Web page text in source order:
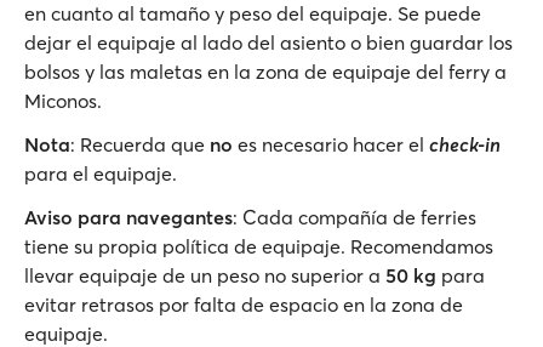
en cuanto al tamaño y peso del equipaje. Se puede
dejar el equipaje al lado del asiento o bien guardar los
bolsos y las maletas en la zona de equipaje del ferry a
Miconos.
Nota: Recuerda que no es necesario hacer el check-in
para el equipaje.
Aviso para navegantes: Cada compañía de ferries
tiene su propia política de equipaje. Recomendamos
llevar equipaje de un peso no superior a 50 kg para
evitar retrasos por falta de espacio en la zona de
equipaje.